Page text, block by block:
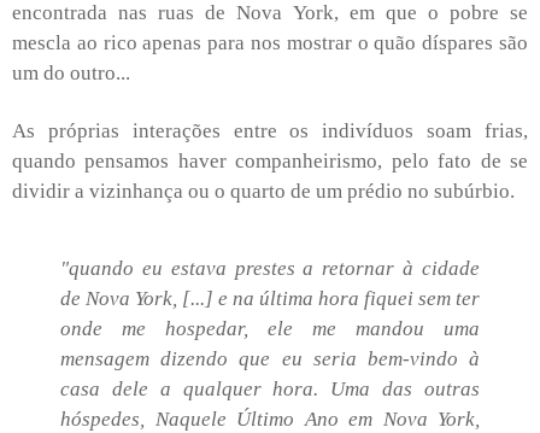
encontrada nas ruas de Nova York, em que o pobre se
mescla ao rico apenas para nos mostrar o quão díspares são
um do outro...
As próprias interações entre os indivíduos soam frias,
quando pensamos haver companheirismo, pelo fato de se
dividir a vizinhança ou o quarto de um prédio no subúrbio.
"quando eu estava prestes a retornar à cidade
de Nova York, [...] e na última hora fiquei sem ter
onde me hospedar, ele me mandou uma
mensagem dizendo que eu seria bem-vindo à
casa dele a qualquer hora. Uma das outras
hóspedes, Naquele Último Ano em Nova York,